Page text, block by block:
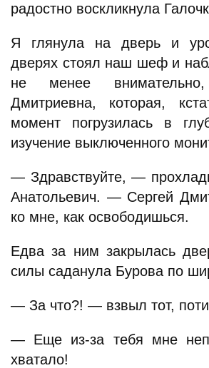
радостно воскликнула
Я глянула на дверь и
дверях стоял наш шеф и
не менее
Дмитриевна, которая,
момент погрузилась в
изучение выключенного
— Здравствуйте, —
Анатольевич. — Сергей
ко мне, как освободишься.
Едва за ним закрылась
силы саданула Бурова по
— За что?! — взвыл тот,
— Еще из-за тебя мне
хватало!